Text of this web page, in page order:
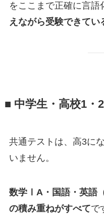
をここまで正確に言語
えながら受験できてい
■ 中学生・高校1・
共通テストは、高3に
いません。
数学ⅠA・国語・英語
の積み重ねがすべてで